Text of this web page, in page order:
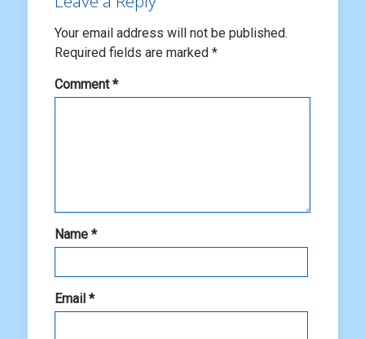
Your email address will not be published.
Required fields are marked *
Comment*
Name *
Email *